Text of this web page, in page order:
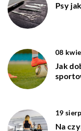
Psy
08
Jak
19
Na